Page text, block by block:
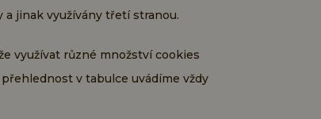
a jinak využívány třetí stranou.
využívat různé množství cookies
v tabulce uvádíme vždy